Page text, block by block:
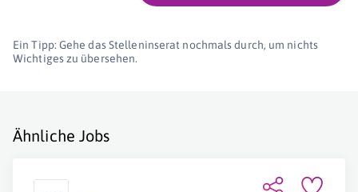
Ein Tipp: Gehe das Stelleninserat nochmals durch, um nichts
Wichtiges zu übersehen.
Ähnliche Jobs